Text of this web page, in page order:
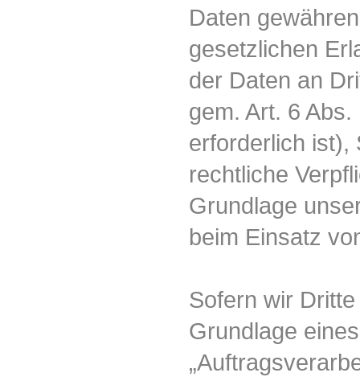
Daten
gesetzlichen
der Daten an
gem. Art. 6
erforderlich ist),
rechtliche
Grundlage
beim Einsatz
Sofern wir
Grundlage